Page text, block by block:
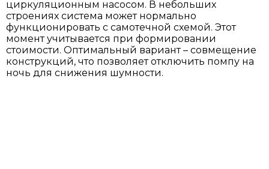
циркуляционным насосом. В небольших
строениях система может нормально
функционировать с самотечной схемой. Этот
момент учитывается при формировании
стоимости. Оптимальный вариант – совмещение
конструкций, что позволяет отключить помпу на
ночь для снижения шумности.